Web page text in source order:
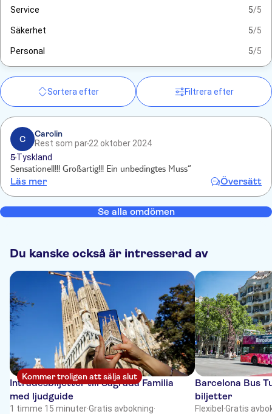
Service 5/5
Säkerhet 5/5
Personal 5/5
Sortera efter Filtrera efter
C
Carolin
Rest som par22 oktober 2024
5Tyskland
Sensationell!!! Großartig!!! Ein unbedingtes Muss“
Läs mer Översätt
Se alla omdömen
Du kanske också är intresserad av
Kommer troligen att sälja slut
Inträdesbiljetter till Sagrada Familia
med ljudguide
1 timme 15 minuter·Gratis avbokning·
Barcelona Bus
biljetter
Flexibel ·Gratis